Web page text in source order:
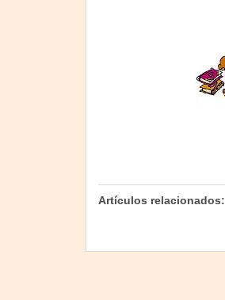
Artículos relacionados: